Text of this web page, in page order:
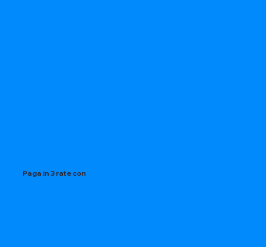
Paga in 3 rate con